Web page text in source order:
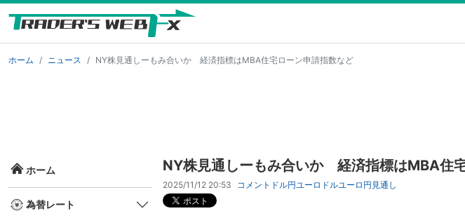
ホーム ニュース NY株見通しーもみ合いか 経済指標はMBA住宅ローン申請指数など
ホーム
為替レート
NY株見通しーもみ合いか 経済指標はMBA住
2025/11/12 20:53 コメント ドル円ユーロドルユーロ円 見通し